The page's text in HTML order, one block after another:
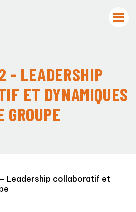
- LEADERSHIP
ET DYNAMIQUES
GROUPE
Leadership collaboratif et